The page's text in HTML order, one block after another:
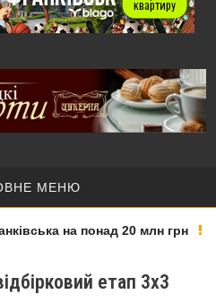
МЕНЮ
на понад 20 млн грн
етап 3х3